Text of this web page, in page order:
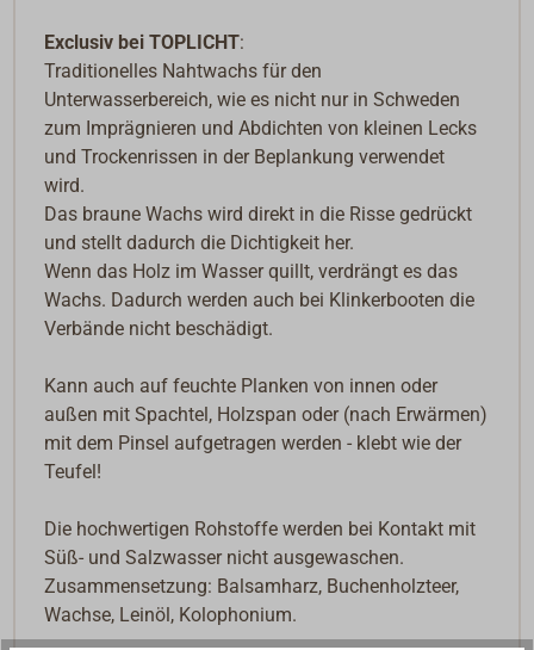
Exclusiv bei TOPLICHT:
Traditionelles Nahtwachs für den
Unterwasserbereich, wie es nicht nur in Schweden
zum Imprägnieren und Abdichten von kleinen Lecks
und Trockenrissen in der Beplankung verwendet
wird.
Das braune Wachs wird direkt in die Risse gedrückt
und stellt dadurch die Dichtigkeit her.
Wenn das Holz im Wasser quillt, verdrängt es das
Wachs. Dadurch werden auch bei Klinkerbooten die
Verbände nicht beschädigt.
Kann auch auf feuchte Planken von innen oder
außen mit Spachtel, Holzspan oder (nach Erwärmen)
mit dem Pinsel aufgetragen werden - klebt wie der
Teufel!
Die hochwertigen Rohstoffe werden bei Kontakt mit
Süß- und Salzwasser nicht ausgewaschen.
Zusammensetzung: Balsamharz, Buchenholzteer,
Wachse, Leinöl, Kolophonium.